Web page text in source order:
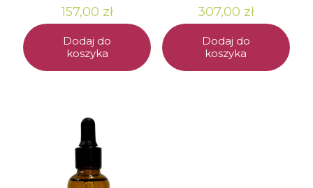
Oceniono
5.00
157,00 zł
Dodaj do
koszyka
Oceniono
5.00
307,00 zł
Dodaj do
koszyka